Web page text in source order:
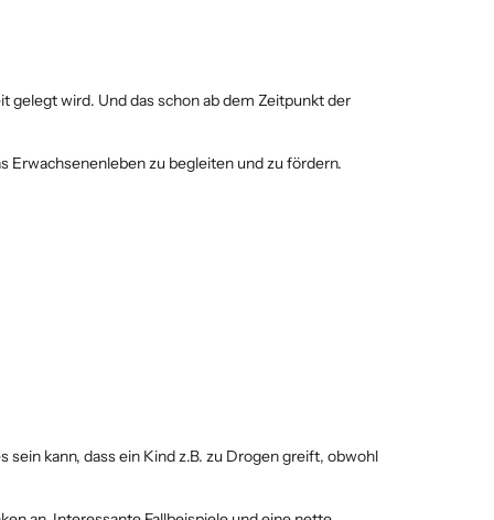
gelegt wird. Und das schon ab dem Zeitpunkt der
Erwachsenenleben zu begleiten und zu fördern.
kann, dass ein Kind z.B. zu Drogen greift, obwohl